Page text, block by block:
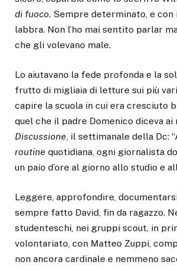
di fuoco. Sempre determinato, e
labbra. Non l’ho mai sentito parlar
che gli volevano male.
Lo aiutavano la fede profonda e la
frutto di migliaia di letture sui più
capire la scuola in cui era cresciuto
quel che il padre Domenico diceva
Discussione, il settimanale della Dc:
routine quotidiana, ogni giornalista
un paio d’ore al giorno allo studio e
Leggere, approfondire,
sempre fatto David, fin da ragazzo.
studenteschi, nei gruppi scout, in
volontariato, con Matteo Zuppi,
non ancora cardinale e nemmeno